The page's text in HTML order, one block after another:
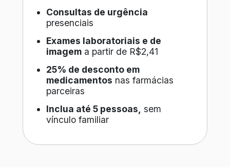
Consultas de urgência
presenciais
Exames laboratoriais e de
imagem a partir de R$2,41
25% de desconto em
medicamentos nas farmácias
parceiras
Inclua até 5 pessoas, sem
vínculo familiar